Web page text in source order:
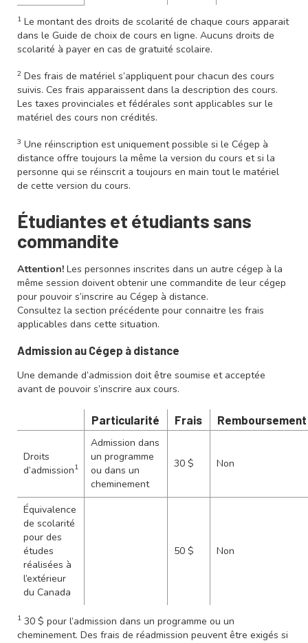
1 Le montant des droits de scolarité de chaque cours apparait
dans le Guide de choix de cours en ligne. Aucuns droits de
scolarité à payer en cas de gratuité scolaire.
2 Des frais de matériel s’appliquent pour chacun des cours
suivis. Ces frais apparaissent dans la description des cours.
Les taxes provinciales et fédérales sont applicables sur le
matériel des cours non crédités.
3 Une réinscription est uniquement possible si le Cégep à
distance offre toujours la même la version du cours et si la
personne qui se réinscrit a toujours en main tout le matériel
de cette version du cours.
Étudiantes et étudiants sans
commandite
Attention! Les personnes inscrites dans un autre cégep à la
même session doivent obtenir une commandite de leur cégep
pour pouvoir s’inscrire au Cégep à distance.
Consultez la section précédente pour connaitre les frais
applicables dans cette situation.
Admission au Cégep à distance
Une demande d’admission doit être soumise et acceptée
avant de pouvoir s’inscrire aux cours.
Particularité Frais Remboursement
Droits
d’admission1
Admission dans
un programme
ou dans un
cheminement
30 $ Non
Équivalence
de scolarité
pour des
études
réalisées à
l’extérieur
du Canada
50 $ Non
1 30 $ pour l’admission dans un programme ou un
cheminement. Des frais de réadmission peuvent être exigés si